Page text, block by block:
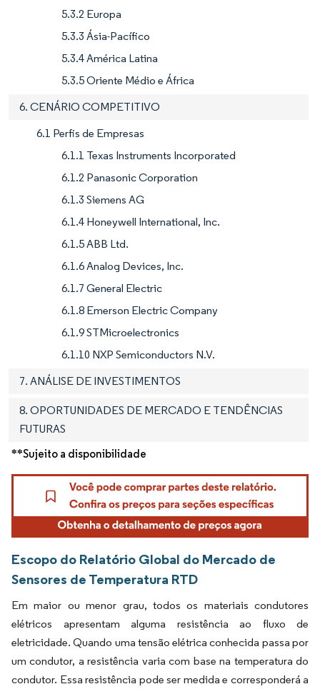
5.3.2 Europa
5.3.3 Ásia-Pacífico
5.3.4 América Latina
5.3.5 Oriente Médio e África
6. CENÁRIO COMPETITIVO
6.1 Perfis de Empresas
6.1.1 Texas Instruments Incorporated
6.1.2 Panasonic Corporation
6.1.3 Siemens AG
6.1.4 Honeywell International, Inc.
6.1.5 ABB Ltd.
6.1.6 Analog Devices, Inc.
6.1.7 General Electric
6.1.8 Emerson Electric Company
6.1.9 STMicroelectronics
6.1.10 NXP Semiconductors N.V.
7. ANÁLISE DE INVESTIMENTOS
8. OPORTUNIDADES DE MERCADO E TENDÊNCIAS
FUTURAS
**Sujeito a disponibilidade
Escopo do Relatório Global do Mercado de
Sensores de Temperatura RTD
Em maior ou menor grau, todos os materiais condutores
elétricos apresentam alguma resistência ao fluxo de
eletricidade. Quando uma tensão elétrica conhecida passa por
um condutor, a resistência varia com base na temperatura do
condutor. Essa resistência pode ser medida e corresponderá a